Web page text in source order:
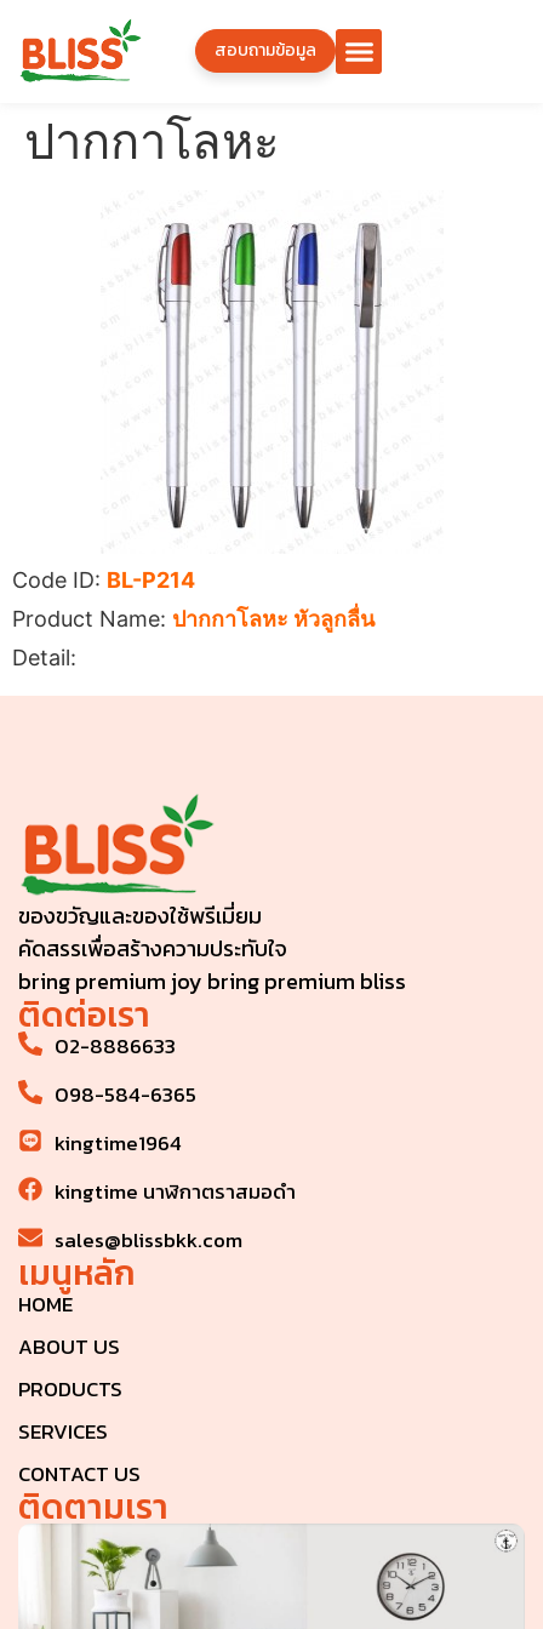
สอบถามข้อมูล
ปากกาโลหะ
Code ID: BL-P214
Product Name: ปากกาโลหะ หัวลูกลื่น
Detail:
ของขวัญและของใช้พรีเมี่ยม
คัดสรรเพื่อสร้างความประทับใจ
bring premium joy bring premium bliss
ติดต่อเรา
02-8886633
098-584-6365
kingtime1964
kingtime นาฬิกาตราสมอดำ
sales@blissbkk.com
เมนูหลัก
HOME
ABOUT US
PRODUCTS
SERVICES
CONTACT US
ติดตามเรา